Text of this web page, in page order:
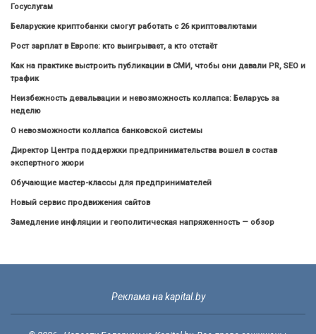
Госуслугам
Беларуские криптобанки смогут работать с 26 криптовалютами
Рост зарплат в Европе: кто выигрывает, а кто отстаёт
Как на практике выстроить публикации в СМИ, чтобы они давали PR, SEO и
трафик
Неизбежность девальвации и невозможность коллапса: Беларусь за
неделю
О невозможности коллапса банковской системы
Директор Центра поддержки предпринимательства вошел в состав
экспертного жюри
Обучающие мастер-классы для предпринимателей
Новый сервис продвижения сайтов
Замедление инфляции и геополитическая напряженность — обзор
Реклама на kapital.by